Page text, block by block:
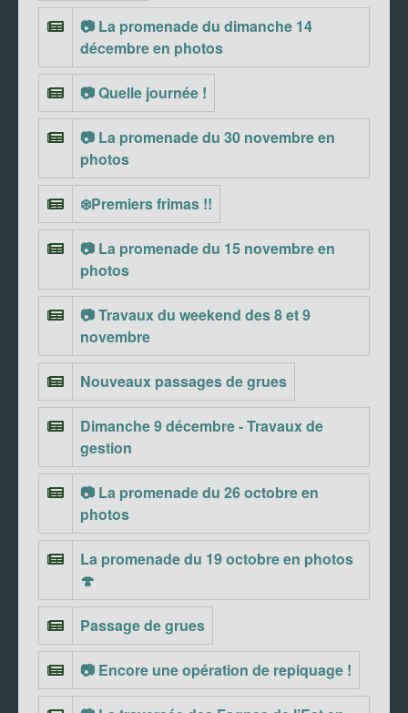
📷 La promenade du dimanche 14
décembre en photos
📷 Quelle journée !
📷 La promenade du 30 novembre en
photos
❄️Premiers frimas !!
📷 La promenade du 15 novembre en
photos
📷 Travaux du weekend des 8 et 9
novembre
Nouveaux passages de grues
Dimanche 9 décembre - Travaux de
gestion
📷 La promenade du 26 octobre en
photos
La promenade du 19 octobre en photos
🍄
Passage de grues
📷 Encore une opération de repiquage !